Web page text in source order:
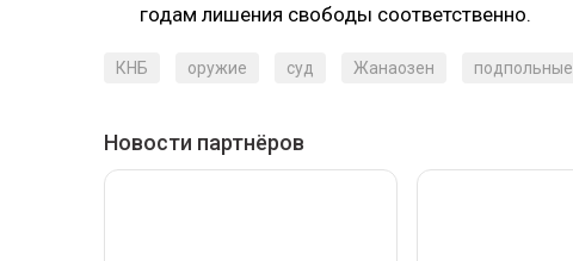
годам лишения свободы соответственно.
КНБ оружие суд Жанаозен